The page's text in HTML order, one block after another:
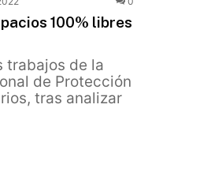
100% libres
trabajos de la
de Protección
tras analizar